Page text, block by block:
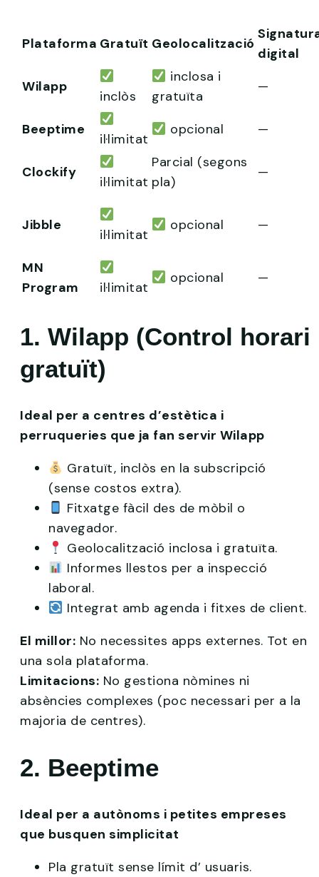
Plataforma Gratuït Geolocalització
digital
Wilapp
inclòs
inclosa i
gratuïta
—
Beeptime
il·limitat
opcional —
Clockify
il·limitat
Parcial (segons
pla)
—
Jibble
il·limitat
opcional —
MN
Program
il·limitat
opcional —
1. Wilapp (Control horari
gratuït)
Ideal per a centres d’estètica i
perruqueries que ja fan servir Wilapp
Gratuït, inclòs en la subscripció
(sense costos extra).
Fitxatge fàcil des de mòbil o
navegador.
Geolocalització inclosa i gratuïta.
Informes llestos per a inspecció
laboral.
Integrat amb agenda i fitxes de client.
El millor: No necessites apps externes. Tot en
una sola plataforma.
Limitacions: No gestiona nòmines ni
absències complexes (poc necessari per a la
majoria de centres).
2. Beeptime
Ideal per a autònoms i petites empreses
que busquen simplicitat
Pla gratuït sense límit d’ usuaris.